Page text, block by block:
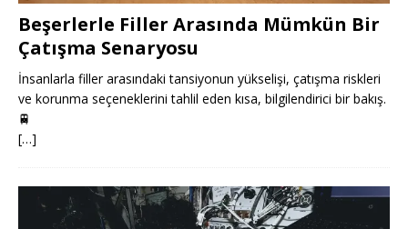
Beşerlerle Filler Arasında Mümkün Bir
Çatışma Senaryosu
İnsanlarla filler arasındaki tansiyonun yükselişi, çatışma riskleri
ve korunma seçeneklerini tahlil eden kısa, bilgilendirici bir bakış.
🚆
[…]